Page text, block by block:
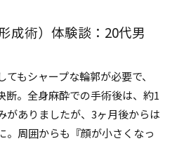
成術）体験談：20代男
てもシャープな輪郭が必要で、
断。全身麻酔での手術後は、約1
がありましたが、3ヶ月後からは
。周囲からも『顔が小さくなっ